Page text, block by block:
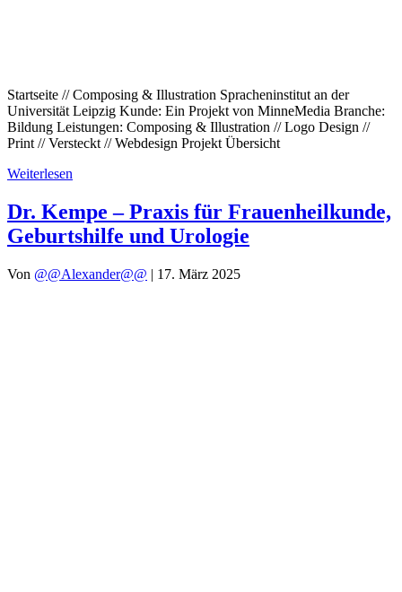
Startseite // Composing & Illustration Spracheninstitut an der
Universität Leipzig Kunde: Ein Projekt von MinneMedia Branche:
Bildung Leistungen: Composing & Illustration // Logo Design //
Print // Versteckt // Webdesign Projekt Übersicht
Weiterlesen
Dr. Kempe – Praxis für Frauenheilkunde,
Geburtshilfe und Urologie
Von @@Alexander@@ | 17. März 2025